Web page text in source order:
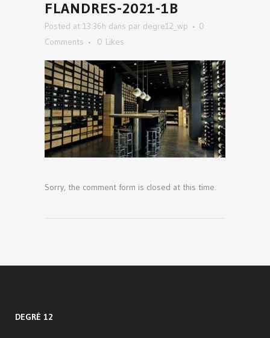
FLANDRES-2021-1B
Posted at 13:36h dans par degre12_wp
0
Comments
0 Likes
Sorry, the comment form is closed at this time.
DEGRÉ 12